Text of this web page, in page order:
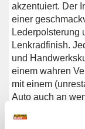
akzentuiert. Der
einer
Lederpolsterung
Lenkradfinish.
und
einem wahren
mit einem
Auto auch an
praktisch bleibt.
Sie suchen